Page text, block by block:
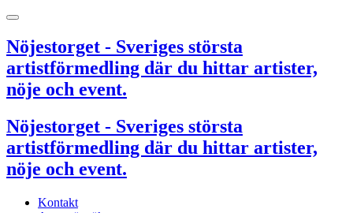
Nöjestorget - Sveriges största
artistförmedling där du hittar artister,
nöje och event.
Nöjestorget - Sveriges största
artistförmedling där du hittar artister,
nöje och event.
Kontakt